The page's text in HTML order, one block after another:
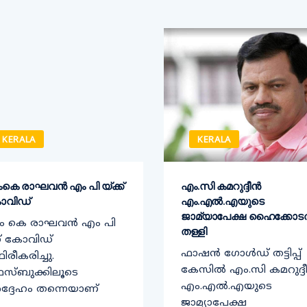
KERALA
രാഘവൻ എം പി യ്ക്ക്
കെ രാഘവൻ എം പി
കോവിഡ്
തന്നെയാണ്
KERALA
എം.സി കമറുദ്ദീൻ
എം.എൽ.എയുടെ
ജാമ്യാപേക്ഷ
തള്ളി
ഫാഷൻ ഗോൾഡ് തട്ടിപ്പ്
കേസിൽ എം.സി
എം.എൽ.എയുടെ
ജാമ്യാപേക്ഷ